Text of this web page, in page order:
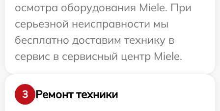
осмотра оборудования Miele. При
серьезной неисправности мы
бесплатно доставим технику в
сервис в сервисный центр Miele.
3
Ремонт техники